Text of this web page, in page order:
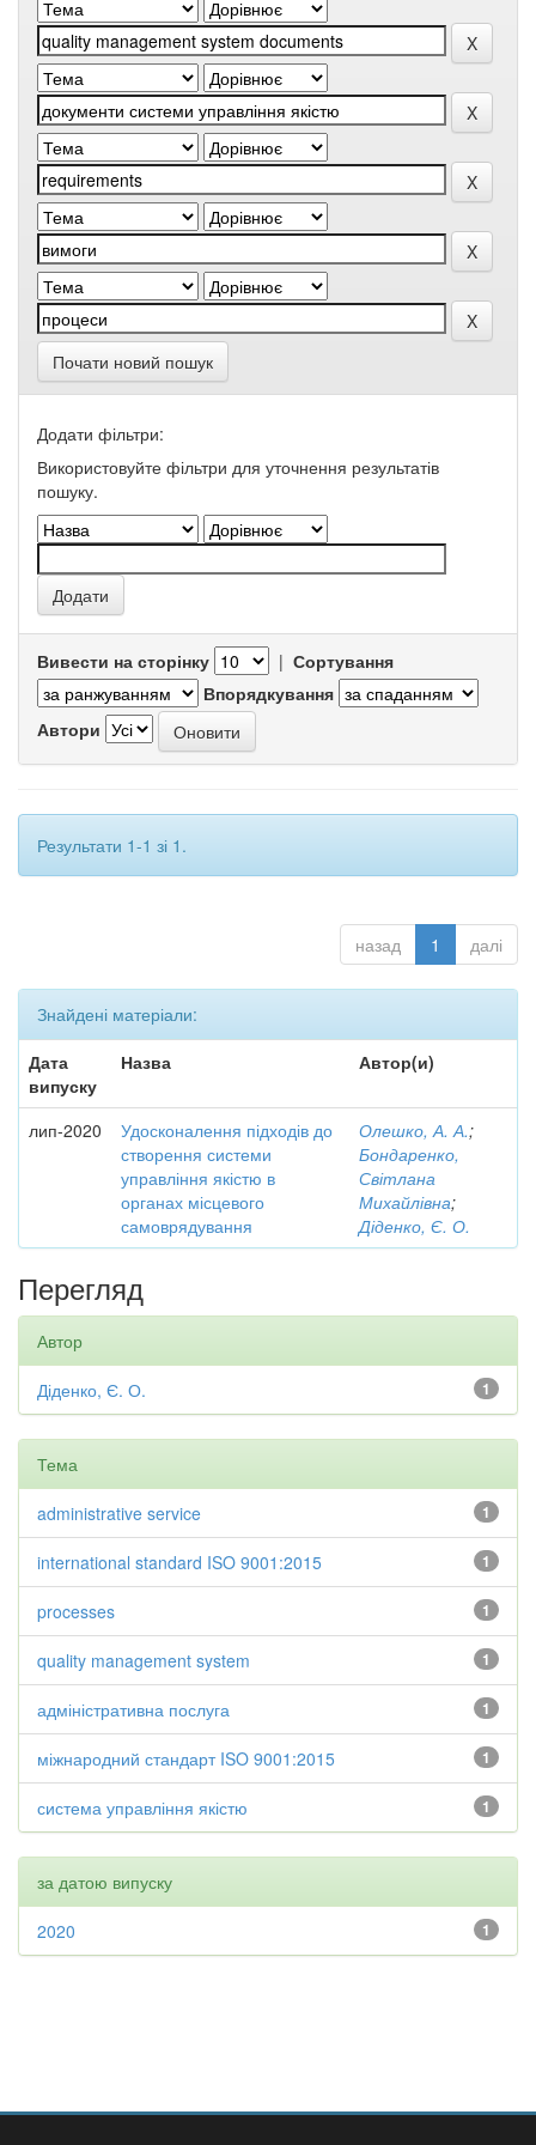
Почати новий пошук
Додати фільтри:
Використовуйте фільтри для уточнення результатів
пошуку.
Вивести на сторінку | Сортування
Впорядкування
Автори
Результати 1-1 зі 1.
назад 1 далі
Знайдені матеріали:
Дата
випуску
Назва Автор(и)
лип-2020
Удосконалення підходів до
створення системи
управління якістю в
органах місцевого
самоврядування
Олешко, А. А.;
Бондаренко,
Світлана
Михайлівна;
Діденко, Є. О.
Перегляд
Автор
1
Діденко, Є. О.
Тема
1
administrative service
1
international standard ISO 9001:2015
1
processes
1
quality management system
1
адміністративна послуга
1
міжнародний стандарт ISO 9001:2015
1
система управління якістю
за датою випуску
1
2020